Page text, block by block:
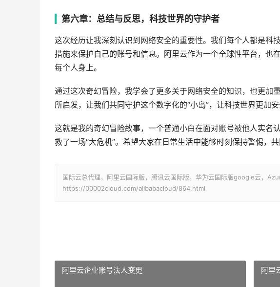
第六章：总结与反思，科技世界的守护者
这次经历让我深刻认识到网络安全的重要性。我们每个人都是科
措施来保护自己的账号和信息。阿里云作为一个全球性平台，也
每个人身上。
通过这次奇幻冒险，我学会了更多关于网络安全的知识，也更加
所启发，让我们共同守护这个数字化的“小岛”，让科技世界更加安
这就是我的奇幻冒险故事，一个普通小白在面对账号被他人实名
救了一场“大危机”。希望大家在日常生活中能够时刻保持警惕，
国际云总代理，阿里云国际版，腾讯云国际版，华为云国际版google云，
https://00002cloud.com/alibabacloud/864.html
阿里云企业账号法人变更 阿里